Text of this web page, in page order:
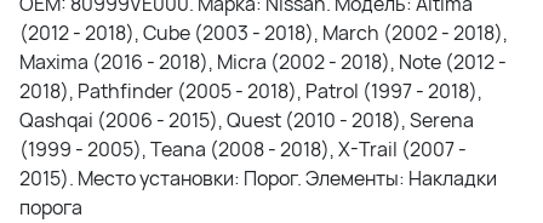
(2012 - 2018), Cube (2003 - 2018), March (2002 - 2018),
Maxima (2016 - 2018), Micra (2002 - 2018), Note (2012 -
2018), Pathfinder (2005 - 2018), Patrol (1997 - 2018),
Qashqai (2006 - 2015), Quest (2010 - 2018), Serena
(1999 - 2005), Teana (2008 - 2018), X-Trail (2007 -
2015). Место установки: Порог. Элементы: Накладки
порога